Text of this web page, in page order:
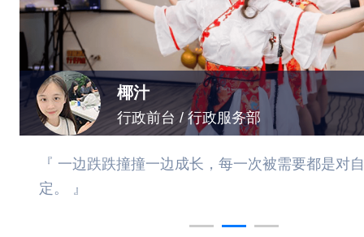
椰汁
行政前台 / 行政服务部
『 一边跌跌撞撞一边成长，每一次被需要都是对
定。 』